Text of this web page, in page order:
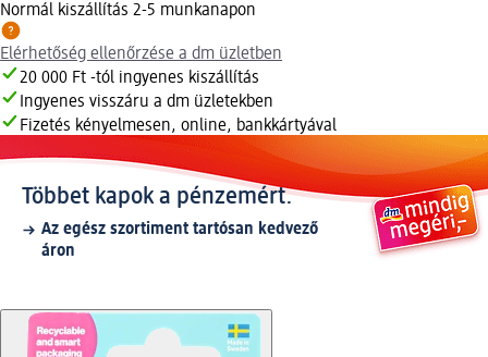
Normál kiszállítás 2-5 munkanapon
Elérhetőség ellenőrzése a dm üzletben
20 000 Ft -tól ingyenes kiszállítás
Ingyenes visszáru a dm üzletekben
Fizetés kényelmesen, online, bankkártyával
Többet kapok a pénzemért.
Az egész szortiment tartósan kedvező
áron